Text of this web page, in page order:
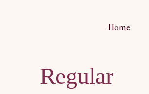
Home
Regular